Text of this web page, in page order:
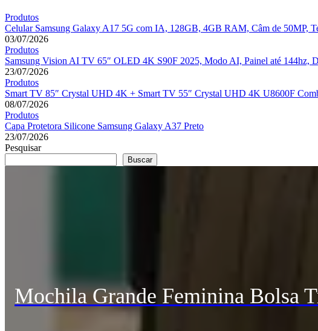
Produtos
Celular Samsung Galaxy A17 5G com IA, 128GB, 4GB RAM, Câm de 50MP,
03/07/2026
Produtos
Samsung Vision AI TV 65″ OLED 4K S90F 2025, Modo AI, Painel até 144hz,
23/07/2026
Produtos
Smart TV 85″ Crystal UHD 4K + Smart TV 55″ Crystal UHD 4K U8600F
08/07/2026
Produtos
Capa Protetora Silicone Samsung Galaxy A37 Preto
23/07/2026
Pesquisar
Buscar
Mochila Grande Feminina Bolsa